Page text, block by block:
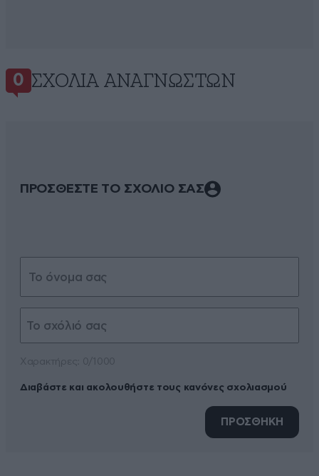
0 ΣΧΌΛΙΑ ΑΝΑΓΝΩΣΤΏΝ
ΠΡΟΣΘΕΣΤΕ ΤΟ ΣΧΟΛΙΟ ΣΑΣ
Διαβάστε και ακολουθήστε τους κανόνες σχολιασμού
ΠΡΟΣΘΗΚΗ